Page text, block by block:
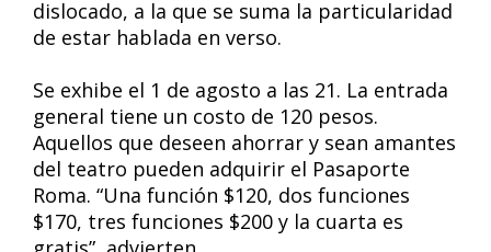
dislocado, a la que se suma la particularidad
de estar hablada en verso.
Se exhibe el 1 de agosto a las 21. La entrada
general tiene un costo de 120 pesos.
Aquellos que deseen ahorrar y sean amantes
del teatro pueden adquirir el Pasaporte
Roma. “Una función $120, dos funciones
$170, tres funciones $200 y la cuarta es